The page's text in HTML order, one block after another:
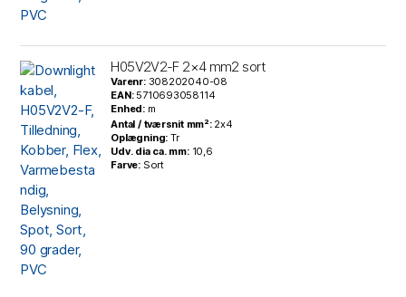
H05V2V2-F 2×4 mm2 sort
Varenr: 308202040-08
EAN: 5710693058114
Enhed: m
Antal / tværsnit mm²: 2x4
Oplægning: Tr
Udv. dia ca. mm: 10,6
Farve: Sort